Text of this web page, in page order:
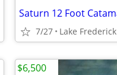
7/27 Lake Frederick
$6,500